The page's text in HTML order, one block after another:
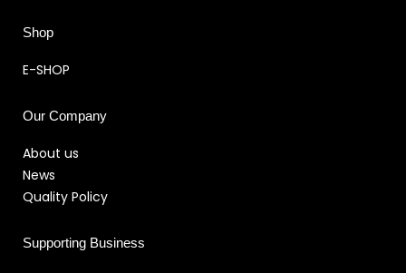
Shop
E-SHOP
Our Company
About us
News
Quality Policy
Supporting Business